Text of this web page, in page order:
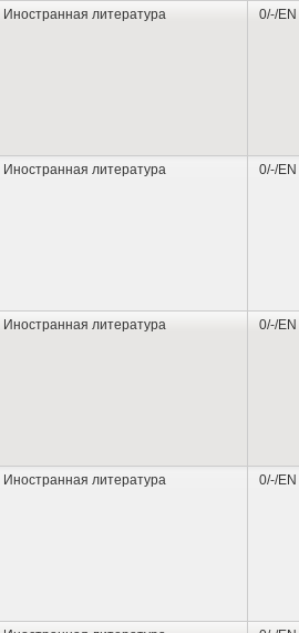
Иностранная литература 0/-/EN
Иностранная литература 0/-/EN
Иностранная литература 0/-/EN
Иностранная литература 0/-/EN